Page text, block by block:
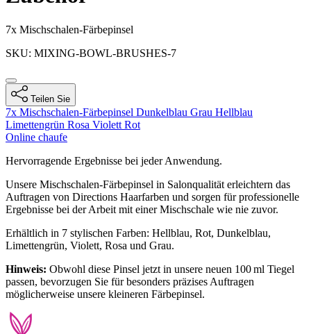
Produktinformatione
7x Mischschalen-Färbepinsel
SKU: MIXING-BOWL-BRUSHES-7
Teilen Sie
7x Mischschalen-Färbepinsel Dunkelblau Grau Hellblau
Limettengrün Rosa Violett Rot
Online chaufe
Description
Hervorragende Ergebnisse bei jeder Anwendung.
Unsere Mischschalen-Färbepinsel in Salonqualität erleichtern das
Auftragen von Directions Haarfarben und sorgen für professionelle
Ergebnisse bei der Arbeit mit einer Mischschale wie nie zuvor.
Erhältlich in 7 stylischen Farben: Hellblau, Rot, Dunkelblau,
Limettengrün, Violett, Rosa und Grau.
Hinweis: Obwohl diese Pinsel jetzt in unsere neuen 100 ml Tiegel
passen, bevorzugen Sie für besonders präzises Auftragen
möglicherweise unsere kleineren Färbepinsel.